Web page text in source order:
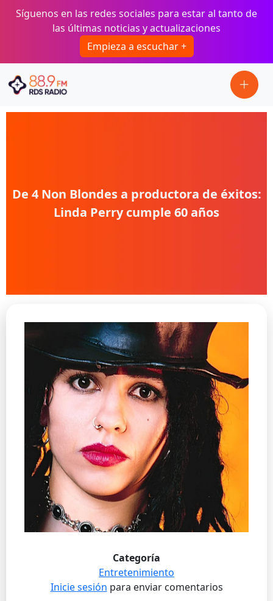
Pasar al contenido principal
Síguenos en las redes sociales para estar al tanto de
las últimas noticias y actualizaciones
Empieza a escuchar +
De 4 Non Blondes a productora de éxitos:
Linda Perry cumple 60 años
Categoría
Entretenimiento
Inicie sesión para enviar comentarios